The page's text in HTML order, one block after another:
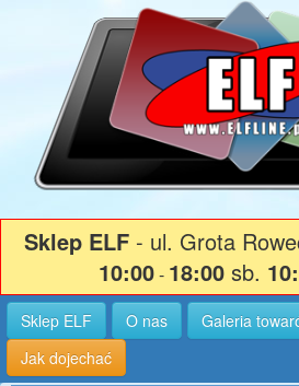
Sklep ELF - ul. Grota
10:00- 18:00sb.
Sklep ELF O nas Galeria
Jak dojechać